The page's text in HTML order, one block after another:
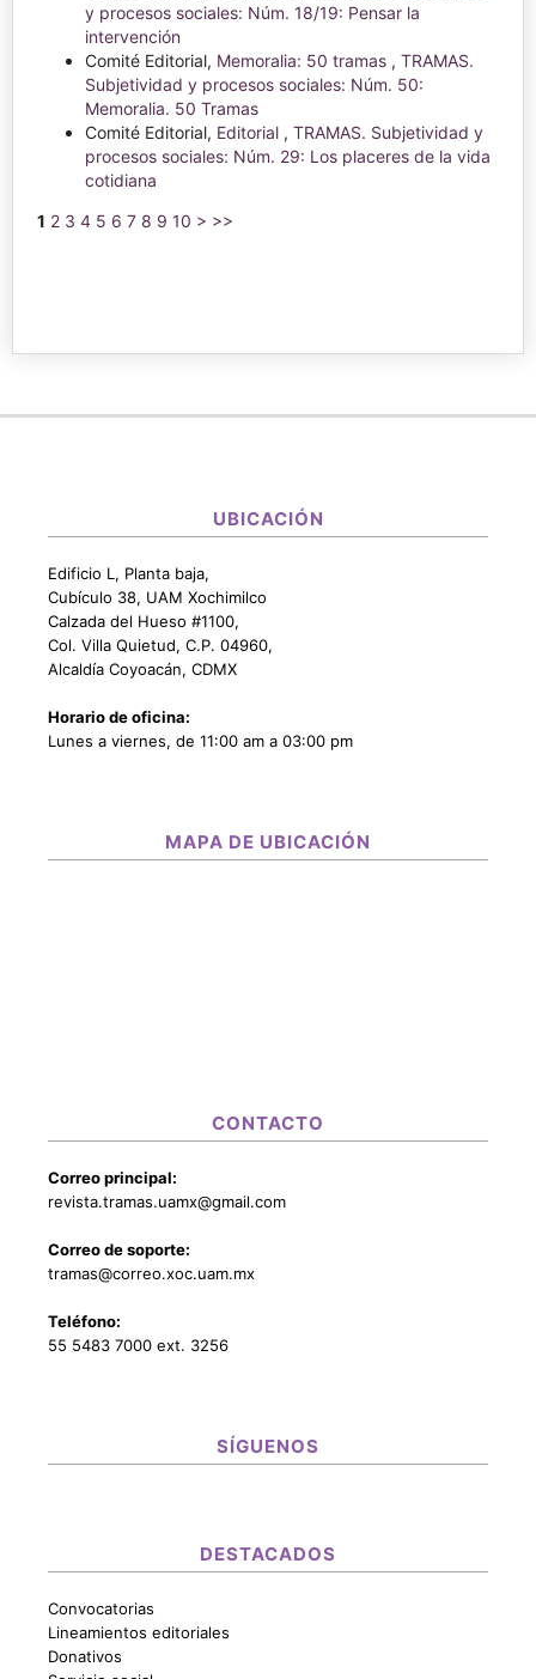
y procesos sociales: Núm. 18/19: Pensar la
intervención
Comité Editorial, Memoralia: 50 tramas , TRAMAS.
Subjetividad y procesos sociales: Núm. 50:
Memoralia. 50 Tramas
Comité Editorial, Editorial , TRAMAS. Subjetividad y
procesos sociales: Núm. 29: Los placeres de la vida
cotidiana
1 2 3 4 5 6 7 8 9 10 > >>
UBICACIÓN
Edificio L, Planta baja,
Cubículo 38, UAM Xochimilco
Calzada del Hueso #1100,
Col. Villa Quietud, C.P. 04960,
Alcaldía Coyoacán, CDMX
Horario de oficina:
Lunes a viernes, de 11:00 am a 03:00 pm
MAPA DE UBICACIÓN
CONTACTO
Correo principal:
revista.tramas.uamx@gmail.com
Correo de soporte:
tramas@correo.xoc.uam.mx
Teléfono:
55 5483 7000 ext. 3256
SÍGUENOS
DESTACADOS
Convocatorias
Lineamientos editoriales
Donativos